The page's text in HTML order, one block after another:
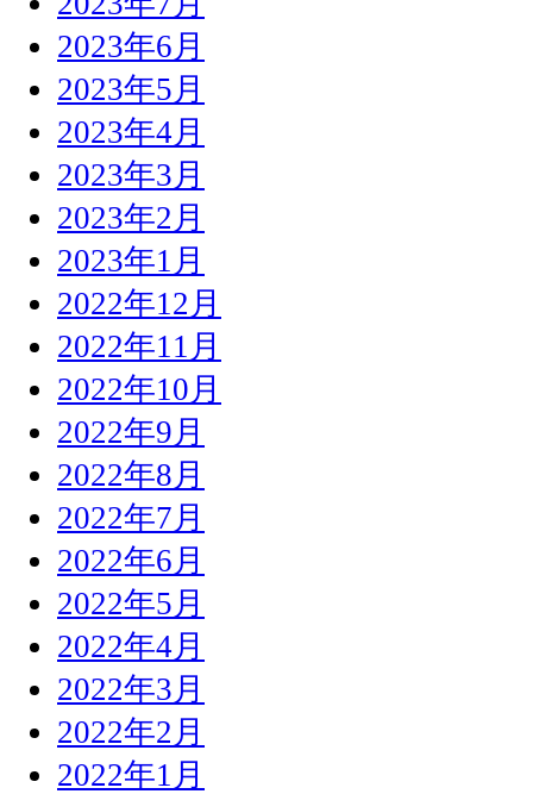
2023年6月
2023年5月
2023年4月
2023年3月
2023年2月
2023年1月
2022年12月
2022年11月
2022年10月
2022年9月
2022年8月
2022年7月
2022年6月
2022年5月
2022年4月
2022年3月
2022年2月
2022年1月